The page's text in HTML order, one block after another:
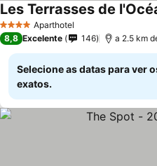
4 EstrelasAparthotel
Les Terrasses de
8,8 Excelente 146 a 2.5 km
Selecione as datas para ver
exatos.